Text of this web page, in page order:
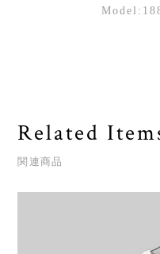
Related
関連商品